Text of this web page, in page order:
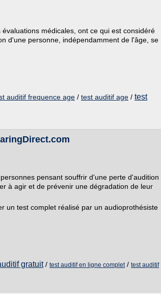
médicales, ont ce qui est considéré
d'une personne, indépendamment de l'âge, se
auditif frequence age / test auditif age / test
pensant souffrir d'une perte d'audition
à agir et de prévenir une dégradation de leur
un test complet réalisé par un audioprothésiste
gratuit/ test auditif en ligne complet/ test auditif